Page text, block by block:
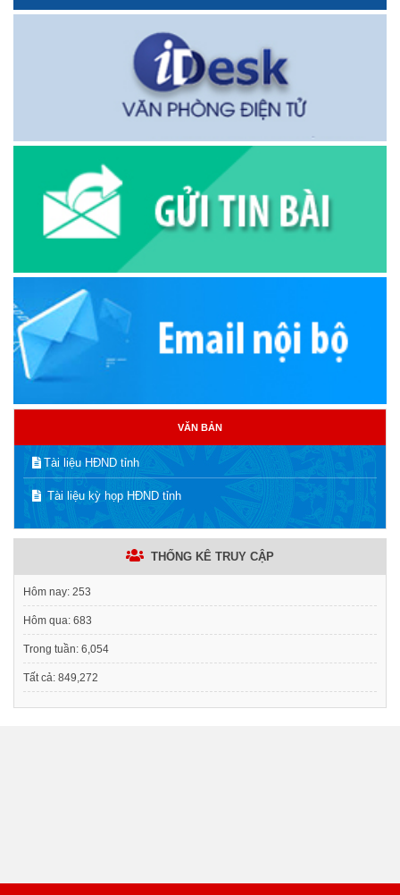
VĂN BẢN
Tài liệu HĐND tỉnh
Tài liệu kỳ họp HĐND tỉnh
THỐNG KÊ TRUY CẬP
Hôm nay: 253
Hôm qua: 683
Trong tuần: 6,054
Tất cả: 849,272